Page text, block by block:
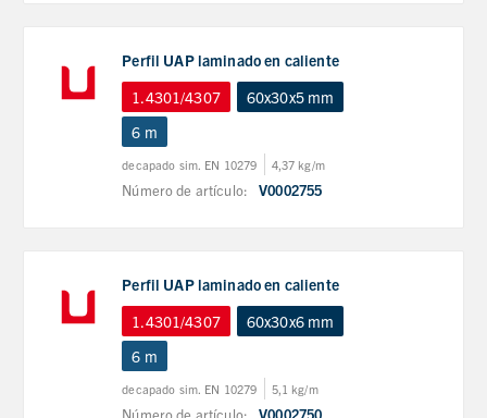
Perfil UAP laminado en caliente
1.4301/4307
60x30x5 mm
6 m
decapado sim. EN 10279 4,37 kg/m
Número de artículo: V0002755
Perfil UAP laminado en caliente
1.4301/4307
60x30x6 mm
6 m
decapado sim. EN 10279 5,1 kg/m
Número de artículo: V0002750